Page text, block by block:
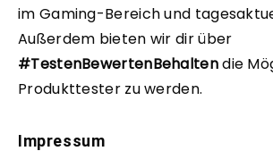
im Gaming-Bereich und
Außerdem bieten wir dir über
#TestenBewertenBehaltendie
Produkttester zu werden.
Impressum